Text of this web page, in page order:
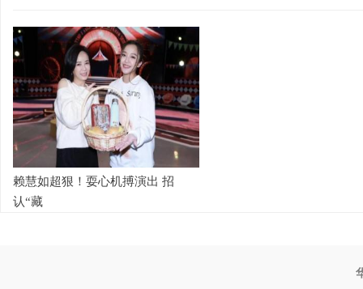
赖慧如超狠！耍心机搏演出 招
认“藏